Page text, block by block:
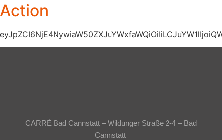
Action
CARRÉ Bad Cannstatt – Wildunger Straße 2-4 – Bad
Cannstatt